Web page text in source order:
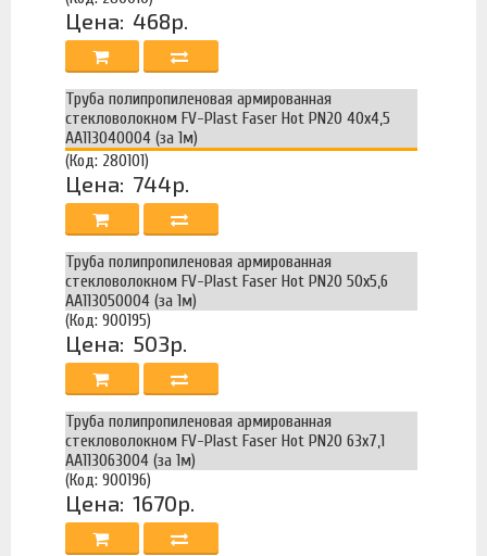
Цена: 468р.
Труба полипропиленовая армированная
стекловолокном FV-Plast Faser Hot PN20 40х4,5
AA113040004 (за 1м)
(Код: 280101)
Цена: 744р.
Труба полипропиленовая армированная
стекловолокном FV-Plast Faser Hot PN20 50х5,6
AA113050004 (за 1м)
(Код: 900195)
Цена: 503р.
Труба полипропиленовая армированная
стекловолокном FV-Plast Faser Hot PN20 63х7,1
AA113063004 (за 1м)
(Код: 900196)
Цена: 1670р.